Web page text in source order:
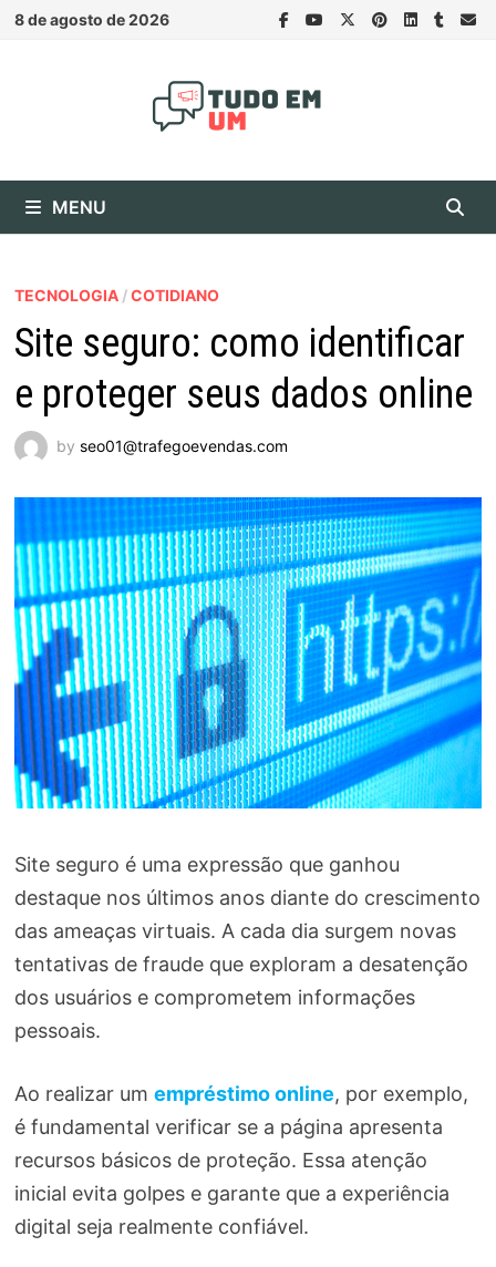
Skip
8 de agosto de 2026
MENU
TECNOLOGIA/COTIDIANO
Site seguro: como identificar
e proteger seus dados online
by seo01@trafegoevendas.com
Site seguro é uma expressão que ganhou
destaque nos últimos anos diante do crescimento
das ameaças virtuais. A cada dia surgem novas
tentativas de fraude que exploram a desatenção
dos usuários e comprometem informações
pessoais.
Ao realizar um empréstimo online, por exemplo,
é fundamental verificar se a página apresenta
recursos básicos de proteção. Essa atenção
inicial evita golpes e garante que a experiência
digital seja realmente confiável.